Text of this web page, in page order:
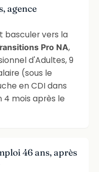
agence
basculer vers la
Pro NA,
d'Adultes, 9
(sous le
en CDI dans
4 mois après le
46 ans, après